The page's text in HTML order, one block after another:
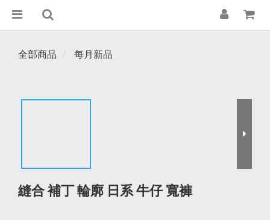
全部商品 每月新品
縫合 補丁 輪廓 日系 牛仔 寬褲